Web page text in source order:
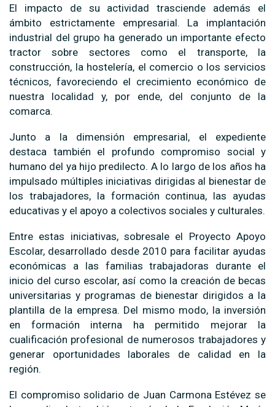
El impacto de su actividad trasciende además el
ámbito estrictamente empresarial. La implantación
industrial del grupo ha generado un importante efecto
tractor sobre sectores como el transporte, la
construcción, la hostelería, el comercio o los servicios
técnicos, favoreciendo el crecimiento económico de
nuestra localidad y, por ende, del conjunto de la
comarca.
Junto a la dimensión empresarial, el expediente
destaca también el profundo compromiso social y
humano del ya hijo predilecto. A lo largo de los años ha
impulsado múltiples iniciativas dirigidas al bienestar de
los trabajadores, la formación continua, las ayudas
educativas y el apoyo a colectivos sociales y culturales.
Entre estas iniciativas, sobresale el Proyecto Apoyo
Escolar, desarrollado desde 2010 para facilitar ayudas
económicas a las familias trabajadoras durante el
inicio del curso escolar, así como la creación de becas
universitarias y programas de bienestar dirigidos a la
plantilla de la empresa. Del mismo modo, la inversión
en formación interna ha permitido mejorar la
cualificación profesional de numerosos trabajadores y
generar oportunidades laborales de calidad en la
región.
El compromiso solidario de Juan Carmona Estévez se